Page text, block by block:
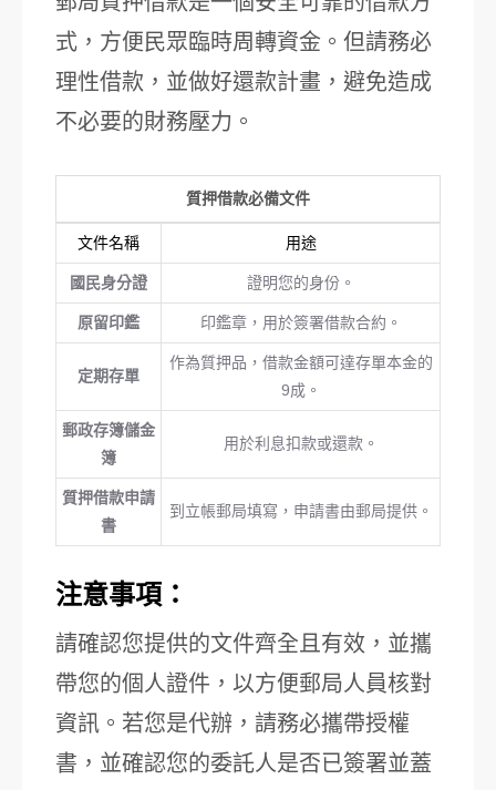
式，方便民眾臨時周轉資金。但請務必
理性借款，並做好還款計畫，避免造成
不必要的財務壓力。
質押借款必備文件
文件名稱 用途
國民身分證 證明您的身份。
原留印鑑 印鑑章，用於簽署借款合約。
定期存單
作為質押品，借款金額可達存單本金的
9成。
郵政存簿儲金
簿
用於利息扣款或還款。
質押借款申請
書
到立帳郵局填寫，申請書由郵局提供。
注意事項：
請確認您提供的文件齊全且有效，並攜
帶您的個人證件，以方便郵局人員核對
資訊。若您是代辦，請務必攜帶授權
書，並確認您的委託人是否已簽署並蓋